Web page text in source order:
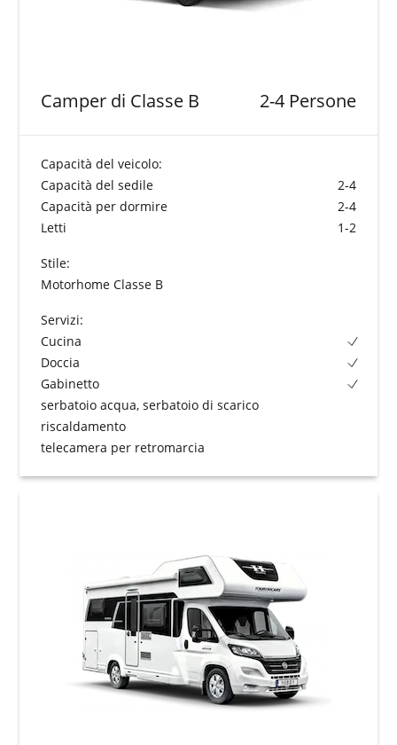
Camper di Classe B 2-4 Persone
Capacità del veicolo:
Capacità del sedile
2-4
Capacità per dormire
2-4
Letti
1-2
Stile:
Motorhome Classe B
Servizi:
Cucina
Doccia
Gabinetto
serbatoio acqua, serbatoio di scarico
riscaldamento
telecamera per retromarcia